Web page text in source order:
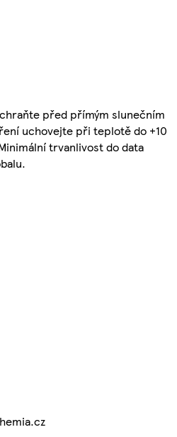
před přímým slunečním
uchovejte při teplotě do +10
trvanlivost do data